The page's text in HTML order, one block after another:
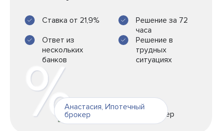
Ставка от 21,9%
Решение за 72
часа
Ответ из
нескольких
банков
Решение в
трудных
ситуациях
Анастасия, Ипотечный
брокер